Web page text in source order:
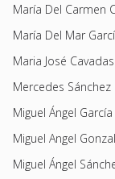
María Del Carmen
María Del Mar
Maria José Cavadas
Mercedes Sánchez
Miguel Ángel García
Miguel Angel
Miguel Ángel